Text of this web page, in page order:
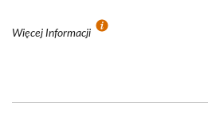
Więcej Informacji